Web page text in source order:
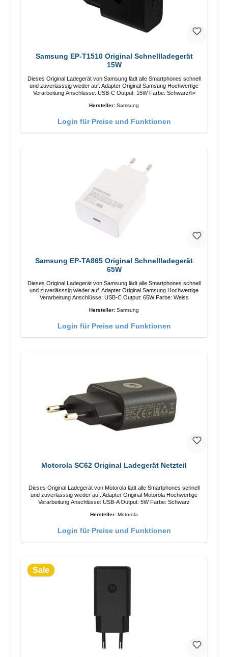
Samsung EP-T1510 Original Schnellladegerät
15W
Dieses Original Ladegerät von Samsung lädt alle Smartphones schnell
und zuverlässsig wieder auf. Adapter Original Samsung Hochwertige
Verarbeitung Anschlüsse: USB-C Output: 15W Farbe: Schwarz/li>
Hersteller: Samsung
Login für Preise und Funktionen
Samsung EP-TA865 Original Schnellladegerät
65W
Dieses Original Ladegerät von Samsung lädt alle Smartphones schnell
und zuverlässsig wieder auf. Adapter Original Samsung Hochwertige
Verarbeitung Anschlüsse: USB-C Output: 65W Farbe: Weiss
Hersteller: Samsung
Login für Preise und Funktionen
Motorola SC62 Original Ladegerät Netzteil
Dieses Original Ladegerät von Motorola lädt alle Smartphones schnell
und zuverlässsig wieder auf. Adapter Original Motorola Hochwertige
Verarbeitung Anschlüsse: USB-A Output: 5W Farbe: Schwarz
Hersteller: Motorola
Login für Preise und Funktionen
Sale